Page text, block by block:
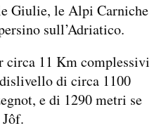
Giulie, le Alpi Carniche
sull’Adriatico.
circa 11 Km complessivi
di circa 1100
e di 1290 metri se